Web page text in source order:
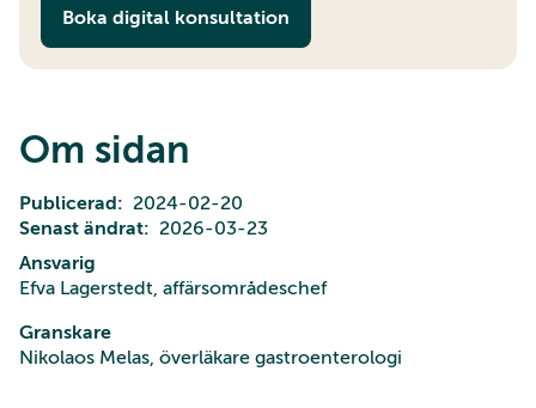
Boka digital konsultation
Om sidan
Publicerad
2024-02-20
Senast ändrat
2026-03-23
Ansvarig
Efva Lagerstedt, affärsområdeschef
Granskare
Nikolaos Melas, överläkare gastroenterologi